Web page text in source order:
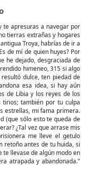
te apresuras a navegar por
tierras extrañas y hogares
Troya, habrías de ir a
de mí de quien huyes? Por
he dejado, desgraciada de
himeneo, 315 si algo
dulce, ten piedad de
esa idea, si hay aún
de Libia y los reyes de los
también por tu culpa
estrellas, mi fama primera.
(que sólo esto te queda de
¿Tal vez que arrase mis
me lleve el getulo
retoño antes de tu huida, si
te llevase de algún modo en
atrapada y abandonada."